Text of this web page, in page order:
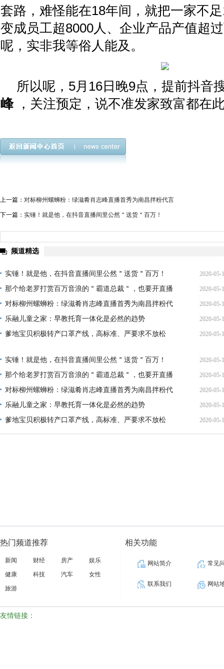
套路，难怪能在18年间，就把一家不
变成员工超8000人、企业产品产值超
呢，实非我等俗人能及。
所以呢，5月16日晚9点，提前抖音
峰 ，关注预定，说不准发家致富都在
上一篇： 对标柳州螺蛳粉：绿滋肴肖志峰直播首秀为南昌拌粉代言
下一篇： 实锤！就是他，在抖音直播间里公然＂送货＂百万！
频道精选
实锤！就是他，在抖音直播间里公然＂送货＂百万！ 2020-05-
那个给老罗打赏百万音浪的＂霸道总裁＂，也要开直播
啦
2020-05-
对标柳州螺蛳粉：绿滋肴肖志峰直播首秀为南昌拌粉代
言
2020-05-
乐融儿童之家：早教托育一体化是必然的趋势 2020-05-
爹地宝贝积极转产口罩产线，高标准、严要求不放松 2020-05-
实锤！就是他，在抖音直播间里公然＂送货＂百万！ 2020-05-
那个给老罗打赏百万音浪的＂霸道总裁＂，也要开直播
啦
2020-05-
对标柳州螺蛳粉：绿滋肴肖志峰直播首秀为南昌拌粉代
言
2020-05-
乐融儿童之家：早教托育一体化是必然的趋势 2020-05-
爹地宝贝积极转产口罩产线，高标准、严要求不放松 2020-05-
热门频道推荐
新闻 财经 房产
娱乐
健康
科技 汽车
女性
旅游
相关功能
网站简介 常见
联系我们 网站
友情链接：